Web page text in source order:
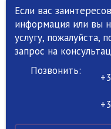
Если вас
информация или вы
услугу, пожалуйста,
запрос на
Позвонить: